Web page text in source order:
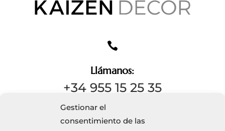
Gestionar el
consentimiento de las

Llámanos:
+34 955 15 25 35
